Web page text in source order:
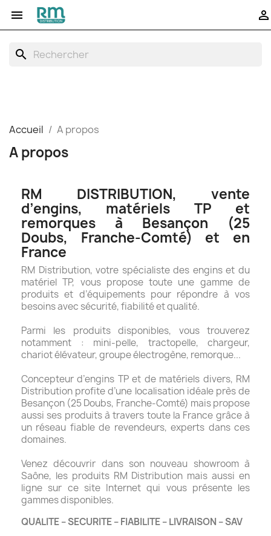
 
search
Accueil A propos
A propos
RM DISTRIBUTION, vente
d’engins, matériels TP et
remorques à Besançon (25
Doubs, Franche-Comté) et en
France
RM Distribution, votre spécialiste des engins et du
matériel TP, vous propose toute une gamme de
produits et d’équipements pour répondre à vos
besoins avec sécurité, fiabilité et qualité.
Parmi les produits disponibles, vous trouverez
notamment : mini-pelle, tractopelle, chargeur,
chariot élévateur, groupe électrogène, remorque...
Concepteur d’engins TP et de matériels divers, RM
Distribution profite d’une localisation idéale près de
Besançon (25 Doubs, Franche-Comté) mais propose
aussi ses produits à travers toute la France grâce à
un réseau fiable de revendeurs, experts dans ces
domaines.
Venez découvrir dans son nouveau showroom à
Saône, les produits RM Distribution mais aussi en
ligne sur ce site Internet qui vous présente les
gammes disponibles.
QUALITE – SECURITE – FIABILITE – LIVRAISON – SAV